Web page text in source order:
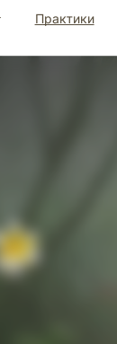
Практики